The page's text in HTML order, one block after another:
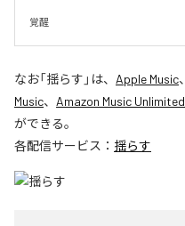
覚醒
なお「揺らす 」は、 Apple Music、
Music、 Amazon Music Unlimited
ができる。
各配信サービス： 揺らす